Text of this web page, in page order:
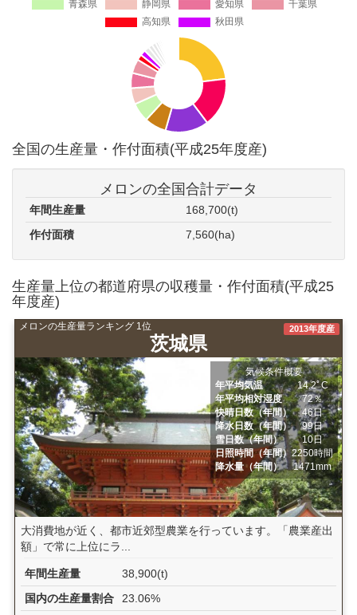
全国の生産量・作付面積(平成25年度産)
メロンの全国合計データ
年間生産量
168,700(t)
作付面積
7,560(ha)
生産量上位の都道府県の収穫量・作付面積(平成25
年度産)
メロンの生産量ランキング 1位
茨城県
2013年度産
気候条件概要
年平均気温
14.2ﾟC
年平均相対湿度
72％
快晴日数（年間）
46日
降水日数（年間）
99日
雪日数（年間）
10日
日照時間（年間）2250時間
降水量（年間）
1471mm
大消費地が近く、都市近郊型農業を行っています。「農業産出
額」で常に上位にラ...
年間生産量
38,900(t)
国内の生産量割合
23.06%